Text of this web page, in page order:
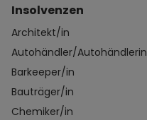
Insolvenzen
Architekt/in
Autohändler/Autohändlerin
Barkeeper/in
Bauträger/in
Chemiker/in